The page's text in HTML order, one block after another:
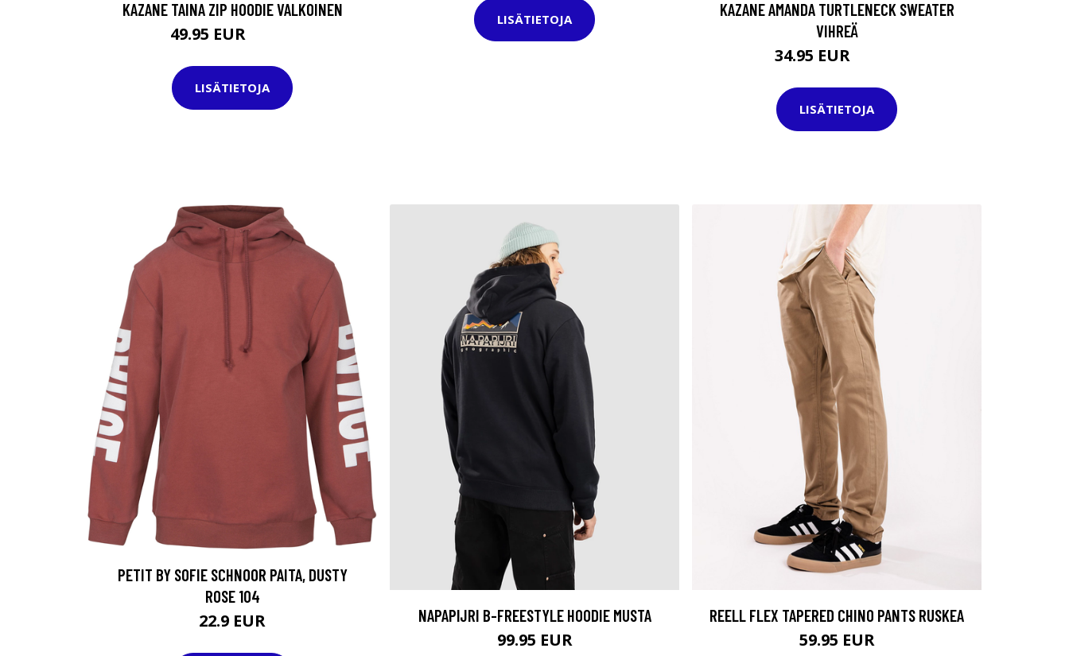
KAZANE TAINA ZIP HOODIE VALKOINEN
49.95 EUR
LISÄTIETOJA
LISÄTIETOJA
KAZANE AMANDA TURTLENECK SWEATER
VIHREÄ
34.95 EUR
LISÄTIETOJA
PETIT BY SOFIE SCHNOOR PAITA, DUSTY
ROSE 104
22.9 EUR NAPAPIJRI B-FREESTYLE HOODIE MUSTA
99.95 EUR
REELL FLEX TAPERED CHINO PANTS RUSKEA
59.95 EUR